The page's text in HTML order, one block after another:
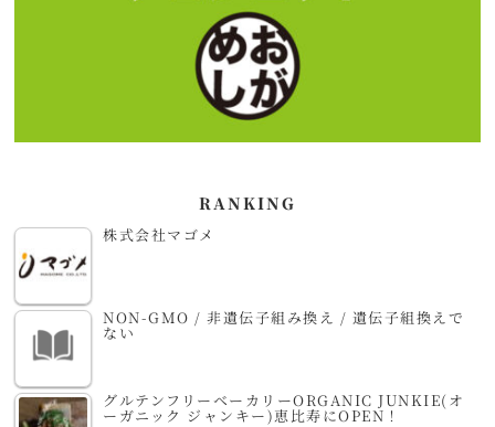
RANKING
株式会社マゴメ
NON-GMO / 非遺伝子組み換え / 遺伝子組換えで
ない
グルテンフリーベーカリーORGANIC JUNKIE(オ
ーガニック ジャンキー)恵比寿にOPEN！